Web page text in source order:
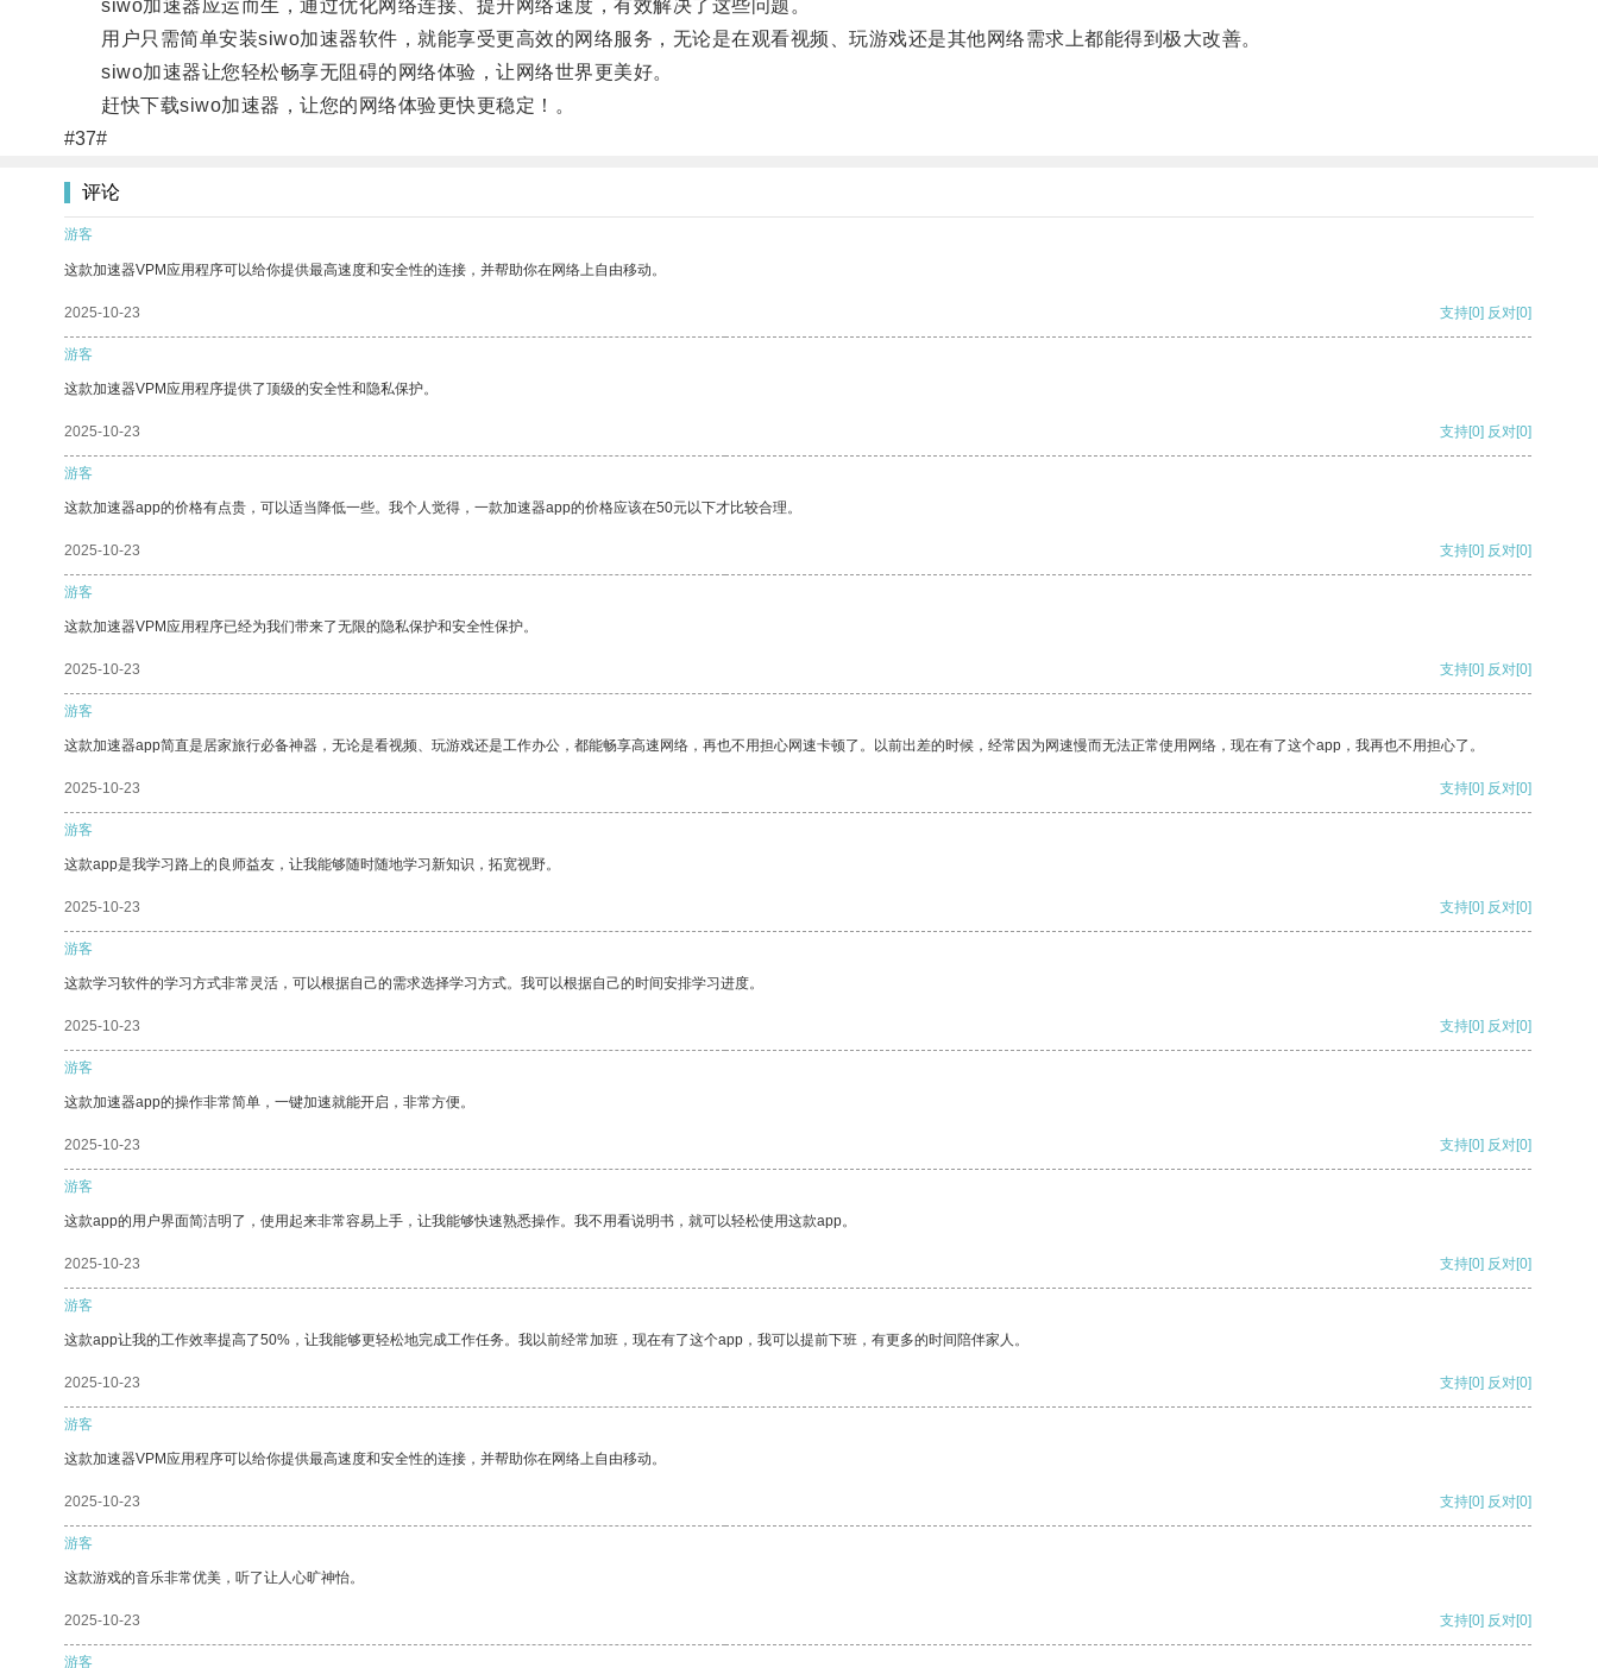
siwo加速器应运而生，通过优化网络连接、提升网络速度，有效解决了这些问题。
用户只需简单安装siwo加速器软件，就能享受更高效的网络服务，无论是在观看视频、玩游戏还是其他网络需求上都能得到极大改善。
siwo加速器让您轻松畅享无阻碍的网络体验，让网络世界更美好。
赶快下载siwo加速器，让您的网络体验更快更稳定！。
#37#
评论
游客
这款加速器VPM应用程序可以给你提供最高速度和安全性的连接，并帮助你在网络上自由移动。
2025-10-23 支持[0] 反对[0]
游客
这款加速器VPM应用程序提供了顶级的安全性和隐私保护。
2025-10-23 支持[0] 反对[0]
游客
这款加速器app的价格有点贵，可以适当降低一些。我个人觉得，一款加速器app的价格应该在50元以下才比较合理。
2025-10-23 支持[0] 反对[0]
游客
这款加速器VPM应用程序已经为我们带来了无限的隐私保护和安全性保护。
2025-10-23 支持[0] 反对[0]
游客
这款加速器app简直是居家旅行必备神器，无论是看视频、玩游戏还是工作办公，都能畅享高速网络，再也不用担心网速卡顿了。以前出差的时候，经常因为网速慢而无法正常使用网络，现在有了这个app，我再也不用担心了。
2025-10-23 支持[0] 反对[0]
游客
这款app是我学习路上的良师益友，让我能够随时随地学习新知识，拓宽视野。
2025-10-23 支持[0] 反对[0]
游客
这款学习软件的学习方式非常灵活，可以根据自己的需求选择学习方式。我可以根据自己的时间安排学习进度。
2025-10-23 支持[0] 反对[0]
游客
这款加速器app的操作非常简单，一键加速就能开启，非常方便。
2025-10-23 支持[0] 反对[0]
游客
这款app的用户界面简洁明了，使用起来非常容易上手，让我能够快速熟悉操作。我不用看说明书，就可以轻松使用这款app。
2025-10-23 支持[0] 反对[0]
游客
这款app让我的工作效率提高了50%，让我能够更轻松地完成工作任务。我以前经常加班，现在有了这个app，我可以提前下班，有更多的时间陪伴家人。
2025-10-23 支持[0] 反对[0]
游客
这款加速器VPM应用程序可以给你提供最高速度和安全性的连接，并帮助你在网络上自由移动。
2025-10-23 支持[0] 反对[0]
游客
这款游戏的音乐非常优美，听了让人心旷神怡。
2025-10-23 支持[0] 反对[0]
游客